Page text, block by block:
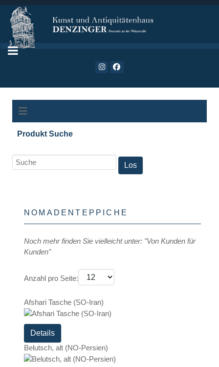
Produkt Suche
NOMADENTEPPICHE
Noch mehr finden Sie vielleicht unter: "Von Kunden für
Kunden"
Anzahl pro Seite:
Afshari Tasche (SO-Iran)
Details
Belutsch, alt (NO-Persien)